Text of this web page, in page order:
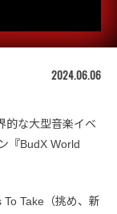
2024.06.06
的な大型音楽イベ
『BudX World
To Take（挑め、新